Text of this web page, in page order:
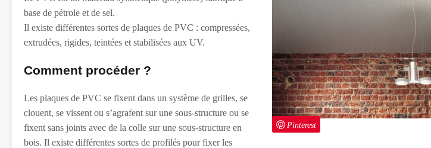
Pinterest
base de pétrole et de sel.
Il existe différentes sortes de plaques de PVC : compressées,
extrudées, rigides, teintées et stabilisées aux UV.
Comment procéder ?
Les plaques de PVC se fixent dans un système de grilles, se
clouent, se vissent ou s’agrafent sur une sous-structure ou se
fixent sans joints avec de la colle sur une sous-structure en
bois. Il existe différentes sortes de profilés pour fixer les